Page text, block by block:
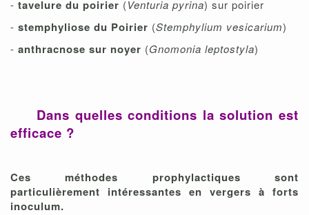
- tavelure du poirier (Venturia pyrina) sur poirier
- stemphyliose du Poirier (Stemphylium vesicarium)
- anthracnose sur noyer (Gnomonia leptostyla)
Dans quelles conditions la solution est
efficace ?
Ces méthodes prophylactiques sont
particulièrement intéressantes en vergers à forts
inoculum.